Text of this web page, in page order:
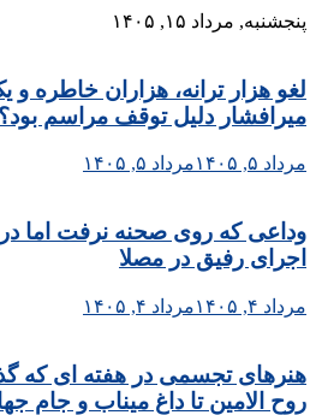
Skip
پنجشنبه, مرداد ۱۵, ۱۴۰۵
لغو هزار ترانه، هزاران خاطره
میرافشار دلیل توقف مراسم بود؟
مرداد ۵, ۱۴۰۵ مرداد ۵, ۱۴۰۵
وداعی که روی صحنه نرفت اما
اجرای رفیق در مصلا
مرداد ۴, ۱۴۰۵ مرداد ۴, ۱۴۰۵
هنرهای تجسمی در هفته ای که
روح الامین تا داغ میناب و جام